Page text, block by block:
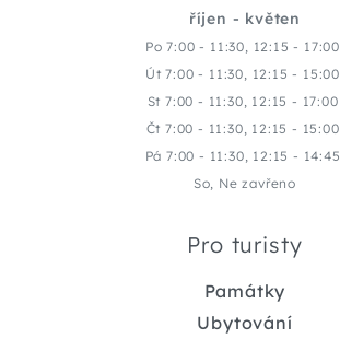
říjen - květen
Po 7:00 - 11:30, 12:15 - 17:00
Út 7:00 - 11:30, 12:15 - 15:00
St 7:00 - 11:30, 12:15 - 17:00
Čt 7:00 - 11:30, 12:15 - 15:00
Pá 7:00 - 11:30, 12:15 - 14:45
So, Ne zavřeno
Pro turisty
Památky
Ubytování